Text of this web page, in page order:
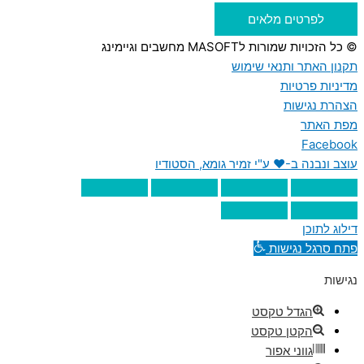
לפרטים מלאים
© כל הזכויות שמורות לMASOFT מחשבים וגיימינג
תקנון האתר ותנאי שימוש
מדיניות פרטיות
הצהרת נגישות
מפת האתר
Facebook
עוצב ונבנה ב-♥︎ ע"י זמיר גומא, הסטודיו
דילוג לתוכן
פתח סרגל נגישות
נגישות
הגדל טקסט
הקטן טקסט
גווני אפור